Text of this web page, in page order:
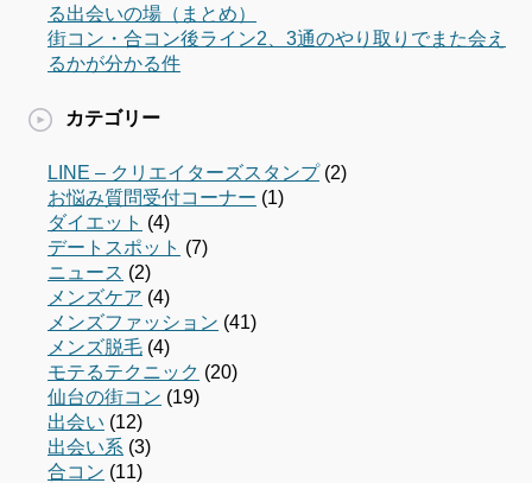
る出会いの場（まとめ）
街コン・合コン後ライン2、3通のやり取りでまた会え
るかが分かる件
カテゴリー
LINE – クリエイターズスタンプ(2)
お悩み質問受付コーナー (1)
ダイエット (4)
デートスポット (7)
ニュース (2)
メンズケア (4)
メンズファッション (41)
メンズ脱毛 (4)
モテるテクニック (20)
仙台の街コン (19)
出会い (12)
出会い系 (3)
合コン (11)